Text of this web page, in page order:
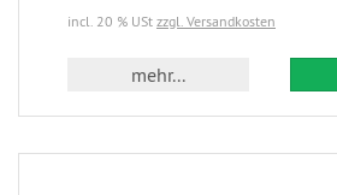
incl. 20 % USt zzgl. Versandkosten
mehr...